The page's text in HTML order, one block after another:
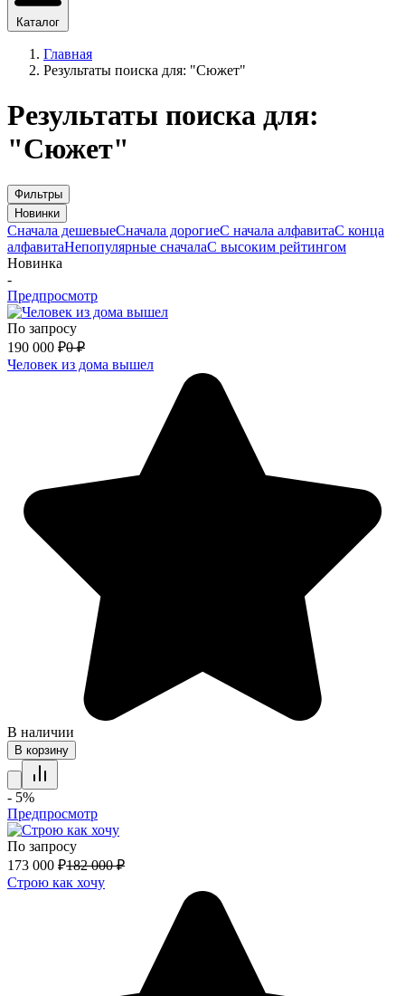
Каталог
Главная
Результаты поиска для: "Сюжет"
Результаты поиска для:
"Сюжет"
Фильтры
Новинки
Сначала дешевыеСначала дорогиеС начала алфавитаС конца
алфавитаНепопулярные сначалаС высоким рейтингом
Новинка
-
Предпросмотр
По запросу
190 000 ₽0 ₽
Человек из дома вышел
В наличии
В корзину
- 5%
Предпросмотр
По запросу
173 000 ₽182 000 ₽
Строю как хочу